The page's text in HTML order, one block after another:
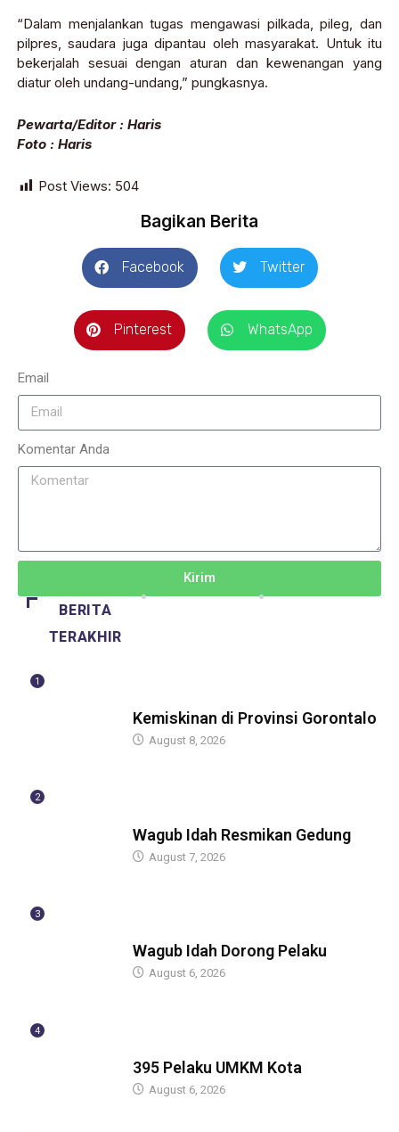
“Dalam menjalankan tugas mengawasi pilkada, pileg, dan
pilpres, saudara juga dipantau oleh masyarakat. Untuk itu
bekerjalah sesuai dengan aturan dan kewenangan yang
diatur oleh undang-undang,” pungkasnya.
Pewarta/Editor : Haris
Foto : Haris
Post Views: 504
Bagikan Berita
Facebook Twitter
Pinterest WhatsApp
Email
Komentar Anda
Kirim
BERITA
TERAKHIR
1
Kemiskinan di Provinsi Gorontalo
August 8, 2026
2
Wagub Idah Resmikan Gedung
August 7, 2026
3
Wagub Idah Dorong Pelaku
August 6, 2026
4
395 Pelaku UMKM Kota
August 6, 2026